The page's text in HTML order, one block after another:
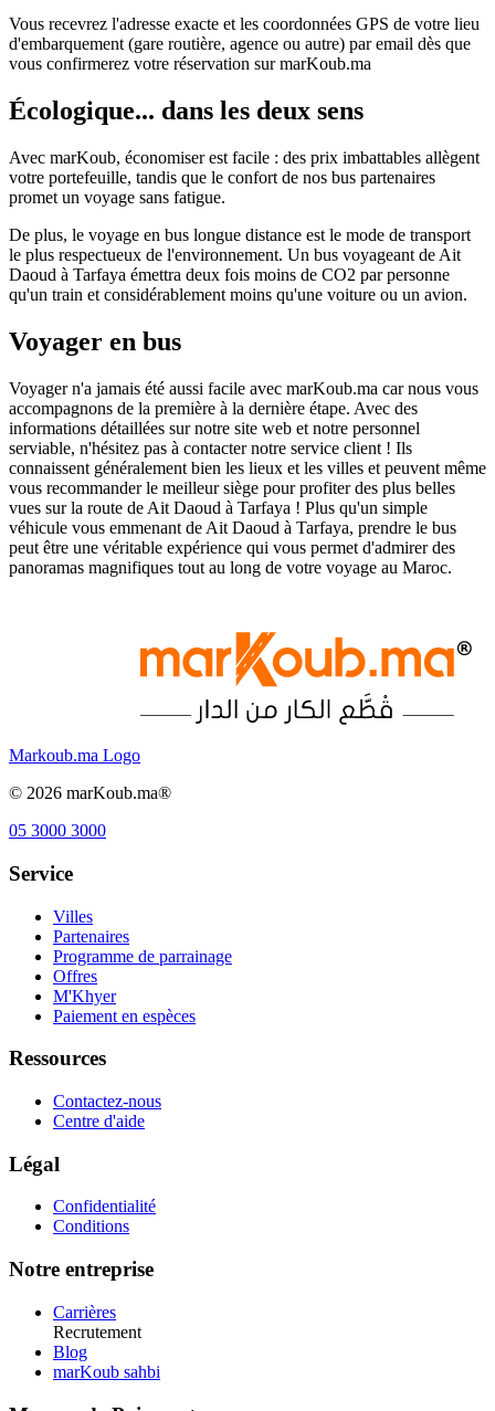
Vous recevrez l'adresse exacte et les coordonnées GPS de votre lieu
d'embarquement (gare routière, agence ou autre) par email dès que
vous confirmerez votre réservation sur marKoub.ma
Écologique... dans les deux sens
Avec marKoub, économiser est facile : des prix imbattables allègent
votre portefeuille, tandis que le confort de nos bus partenaires
promet un voyage sans fatigue.
De plus, le voyage en bus longue distance est le mode de transport
le plus respectueux de l'environnement. Un bus voyageant de Ait
Daoud à Tarfaya émettra deux fois moins de CO2 par personne
qu'un train et considérablement moins qu'une voiture ou un avion.
Voyager en bus
Voyager n'a jamais été aussi facile avec marKoub.ma car nous vous
accompagnons de la première à la dernière étape. Avec des
informations détaillées sur notre site web et notre personnel
serviable, n'hésitez pas à contacter notre service client ! Ils
connaissent généralement bien les lieux et les villes et peuvent même
vous recommander le meilleur siège pour profiter des plus belles
vues sur la route de Ait Daoud à Tarfaya ! Plus qu'un simple
véhicule vous emmenant de Ait Daoud à Tarfaya, prendre le bus
peut être une véritable expérience qui vous permet d'admirer des
panoramas magnifiques tout au long de votre voyage au Maroc.
Markoub.ma Logo
© 2026 marKoub.ma®
05 3000 3000
Service
Villes
Partenaires
Programme de parrainage
Offres
M'Khyer
Paiement en espèces
Ressources
Contactez-nous
Centre d'aide
Légal
Confidentialité
Conditions
Notre entreprise
Carrières
Recrutement
Blog
marKoub sahbi